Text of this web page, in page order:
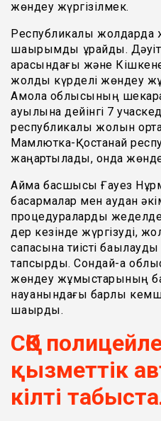
жөндеу жүргізілмек.
Республикалық
шақырымды құрайды.
арасындағы және
жолды күрделі жөндеу
Ақмола облысының
ауылына дейінгі 7
республикалық жолын
Мамлютка-Қостанай
жаңартылады, онда
Аймақ басшысы Ғауез
басқармалар мен аудан
процедураларды
дер кезінде жүргізуді,
сапасына тиісті
тапсырды. Сондай-ақ
жөндеу жұмыстарының
науқанындағы барлық
шақырды.
СҚО
қызметтік
кілті